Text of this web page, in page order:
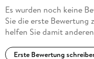
Es wurden noch keine
Sie die erste Bewertung
helfen Sie damit
Erste Bewertung